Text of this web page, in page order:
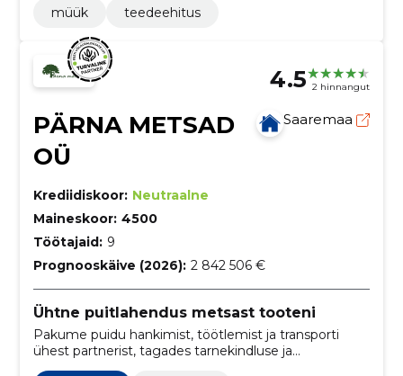
müük
teedeehitus
4.5 2 hinnangut
PÄRNA METSAD
OÜ
Saaremaa
Krediidiskoor: Neutraalne
Maineskoor: 4500
Töötajaid: 9
Prognooskäive (2026): 2 842 506 €
Ühtne puitlahendus metsast tooteni
Pakume puidu hankimist, töötlemist ja transporti
ühest partnerist, tagades tarnekindluse ja
kuluefektiivsuse klientidele.